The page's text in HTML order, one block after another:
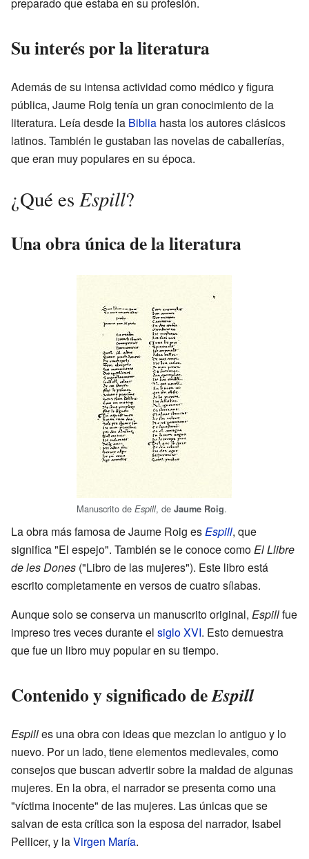
preparado que estaba en su profesión.
Su interés por la literatura
Además de su intensa actividad como médico y figura
pública, Jaume Roig tenía un gran conocimiento de la
literatura. Leía desde la Biblia hasta los autores clásicos
latinos. También le gustaban las novelas de caballerías,
que eran muy populares en su época.
¿Qué es Espill?
Una obra única de la literatura
Manuscrito de Espill, de Jaume Roig.
La obra más famosa de Jaume Roig esEspill, que
significa "El espejo". También se le conoce comoEl Llibre
de les Dones ("Libro de las mujeres"). Este libro está
escrito completamente en versos de cuatro sílabas.
Aunque solo se conserva un manuscrito original, Espillfue
impreso tres veces durante el siglo XVI. Esto demuestra
que fue un libro muy popular en su tiempo.
Contenido y significado deEspill
Espilles una obra con ideas que mezclan lo antiguo y lo
nuevo. Por un lado, tiene elementos medievales, como
consejos que buscan advertir sobre la maldad de algunas
mujeres. En la obra, el narrador se presenta como una
"víctima inocente" de las mujeres. Las únicas que se
salvan de esta crítica son la esposa del narrador, Isabel
Pellicer, y laVirgen María.